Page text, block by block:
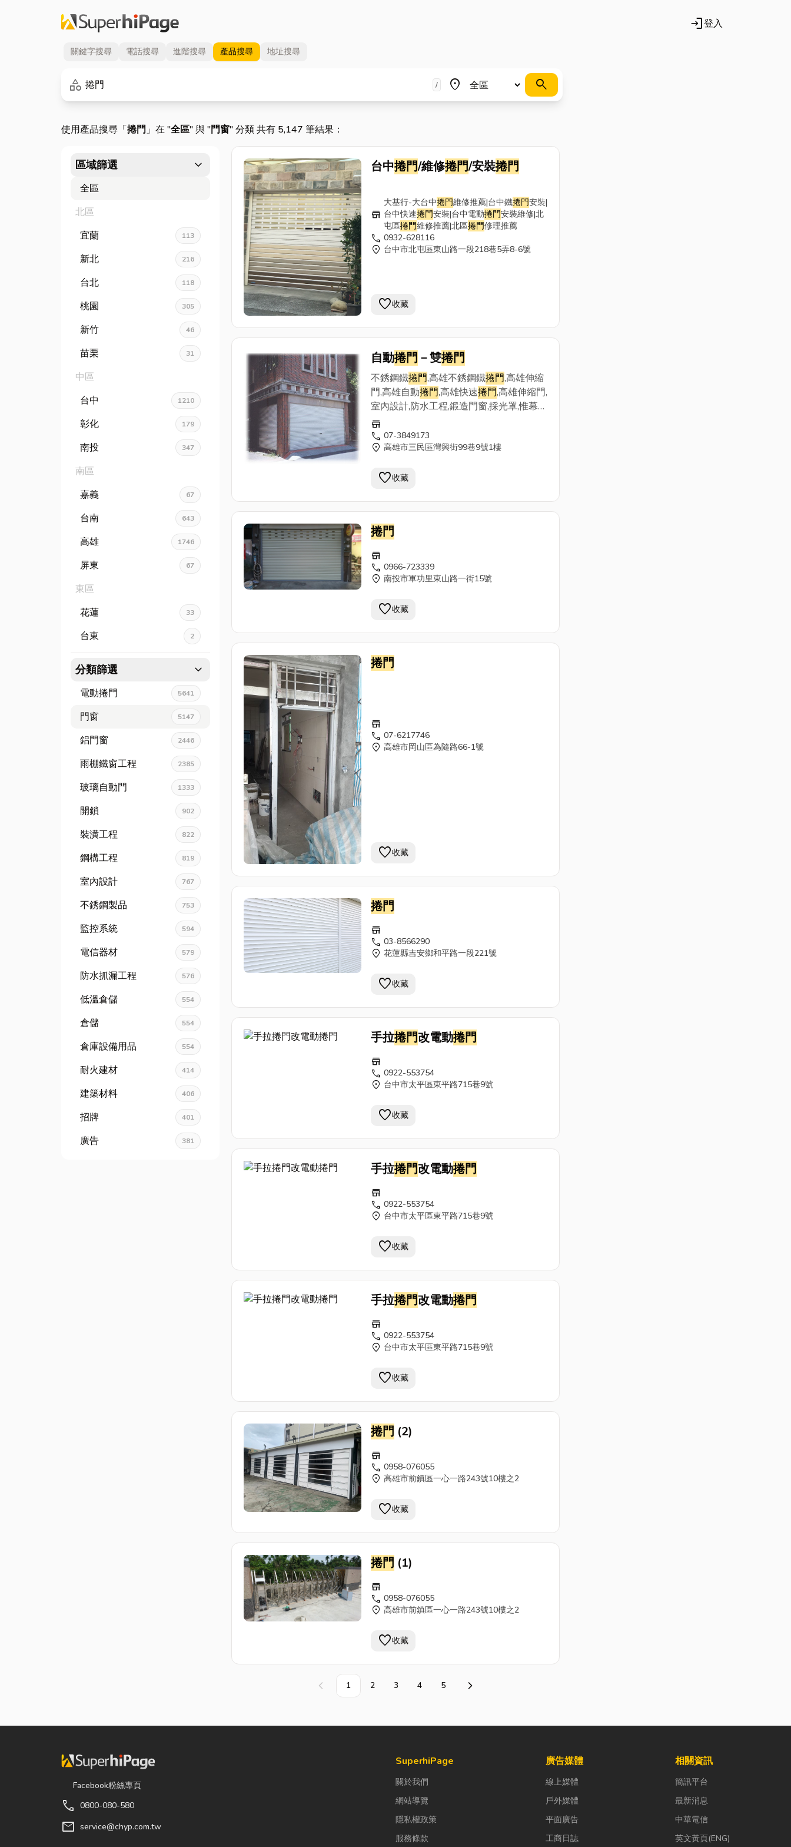
login登入
關鍵字搜尋 電話搜尋 進階搜尋 產品搜尋 地址搜尋
category
關鍵字 / place
地區
search
使用產品搜尋「捲門」在 "全區" 與 "門窗" 分類 共有 5,147 筆結果：
區域篩選 expand_more
全區
北區
宜蘭
113
新北 216
台北 118
桃園 305
新竹 46
苗栗 31
中區
台中
1210
彰化 179
南投 347
南區
嘉義
67
台南 643
高雄 1746
屏東 67
東區
花蓮
33
台東 2
分類篩選 expand_more
電動捲門 5641
門窗 5147
鋁門窗 2446
雨棚鐵窗工程 2385
玻璃自動門 1333
開鎖 902
裝潢工程 822
鋼構工程 819
室內設計 767
不銹鋼製品 753
監控系統 594
電信器材 579
防水抓漏工程 576
低溫倉儲 554
倉儲 554
倉庫設備用品 554
耐火建材 414
建築材料 406
招牌 401
廣告 381
台中捲門/維修捲門/安裝捲門
store
大基行-大台中捲門維修推薦|台中鐵捲門安裝|
台中快速捲門安裝|台中電動捲門安裝維修|北
屯區捲門維修推薦|北區捲門修理推薦
call 0932-628116
location_on 台中市北屯區東山路一段218巷5弄8-6號
favorite收藏
自動捲門 －雙捲門
不銹鋼鐵捲門,高雄不銹鋼鐵捲門,高雄伸縮
門,高雄自動捲門,高雄快速捲門,高雄伸縮門,
室內設計,防水工程,鍛造門窗,採光罩,惟幕
牆,龍骨梯,水閘門,高雄採光罩,h型鋼龍骨
梯,h型鋼鋁,切割採光罩,h型鋼骨結構,遮雨
棚,停車棚,高雄晴雨棚,高雄電動捲門
store
call 07-3849173
location_on 高雄市三民區灣興街99巷9號1樓
favorite收藏
捲門
store
call 0966-723339
location_on 南投市軍功里東山路一街15號
favorite收藏
捲門
store
call 07-6217746
location_on 高雄市岡山區為隨路66-1號
favorite收藏
捲門
store
call 03-8566290
location_on 花蓮縣吉安鄉和平路一段221號
favorite收藏
手拉捲門改電動捲門
store
call 0922-553754
location_on 台中市太平區東平路715巷9號
favorite收藏
手拉捲門改電動捲門
store
call 0922-553754
location_on 台中市太平區東平路715巷9號
favorite收藏
手拉捲門改電動捲門
store
call 0922-553754
location_on 台中市太平區東平路715巷9號
favorite收藏
捲門 (2)
store
call 0958-076055
location_on 高雄市前鎮區一心一路243號10樓之2
favorite收藏
捲門 (1)
store
call 0958-076055
location_on 高雄市前鎮區一心一路243號10樓之2
favorite收藏
上一頁 1 2 3 4 5 下一頁
Facebook粉絲專頁
call 0800-080-580
mail service@chyp.com.tw
SuperhiPage
關於我們
網站導覽
隱私權政策
服務條款
廣告媒體
線上媒體
戶外媒體
平面廣告
工商日誌
相關資訊
簡訊平台
最新消息
中華電信
英文黃頁(ENG)